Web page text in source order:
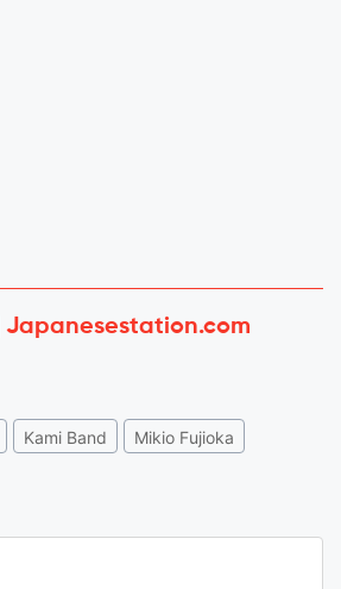
Japanesestation.com
Kami Band Mikio Fujioka